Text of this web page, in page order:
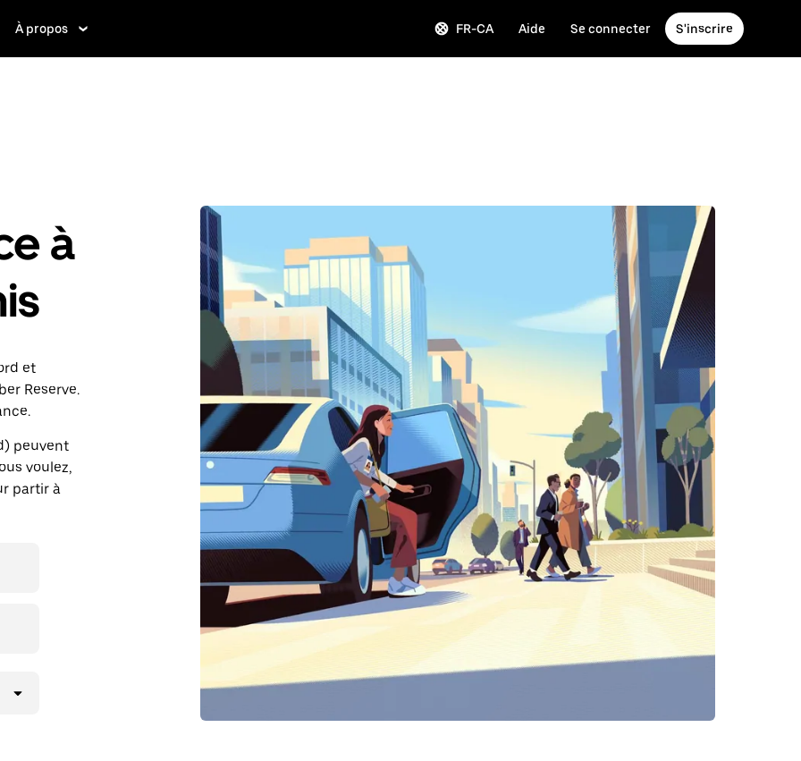
À propos FR-CA Aide Se connecter S'inscrire
à
et
Reserve.
peuvent
voulez,
partir à